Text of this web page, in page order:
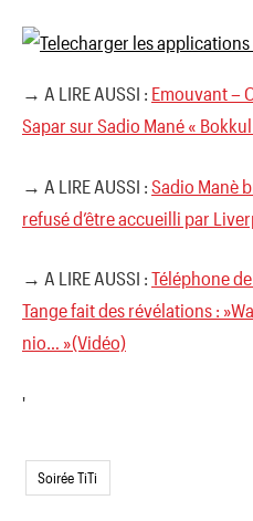
→ A LIRE AUSSI : Emouvant –
Sapar sur Sadio Mané «
→ A LIRE AUSSI : Sadio Manè
refusé d’être accueilli par
→ A LIRE AUSSI : Téléphone
Tange fait des révélations :
nio… »(Vidéo)
'
Soirée TiTi